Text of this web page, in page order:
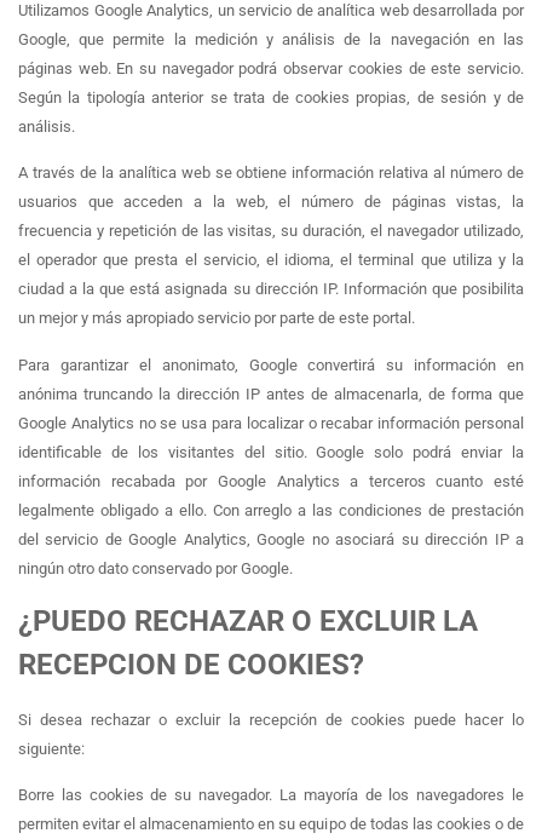
Utilizamos Google Analytics, un servicio de analítica web desarrollada por
Google, que permite la medición y análisis de la navegación en las
páginas web. En su navegador podrá observar cookies de este servicio.
Según la tipología anterior se trata de cookies propias, de sesión y de
análisis.
A través de la analítica web se obtiene información relativa al número de
usuarios que acceden a la web, el número de páginas vistas, la
frecuencia y repetición de las visitas, su duración, el navegador utilizado,
el operador que presta el servicio, el idioma, el terminal que utiliza y la
ciudad a la que está asignada su dirección IP. Información que posibilita
un mejor y más apropiado servicio por parte de este portal.
Para garantizar el anonimato, Google convertirá su información en
anónima truncando la dirección IP antes de almacenarla, de forma que
Google Analytics no se usa para localizar o recabar información personal
identificable de los visitantes del sitio. Google solo podrá enviar la
información recabada por Google Analytics a terceros cuanto esté
legalmente obligado a ello. Con arreglo a las condiciones de prestación
del servicio de Google Analytics, Google no asociará su dirección IP a
ningún otro dato conservado por Google.
¿PUEDO RECHAZAR O EXCLUIR LA
RECEPCION DE COOKIES?
Si desea rechazar o excluir la recepción de cookies puede hacer lo
siguiente:
Borre las cookies de su navegador. La mayoría de los navegadores le
permiten evitar el almacenamiento en su equipo de todas las cookies o de